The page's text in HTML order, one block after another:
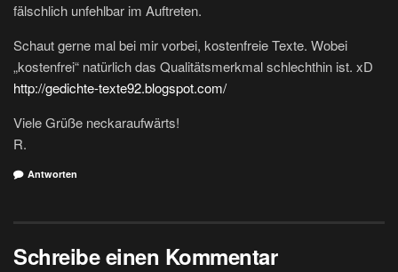
fälschlich unfehlbar im Auftreten.
Schaut gerne mal bei mir vorbei, kostenfreie Texte. Wobei
„kostenfrei“ natürlich das Qualitätsmerkmal schlechthin ist. xD
http://gedichte-texte92.blogspot.com/
Viele Grüße neckaraufwärts!
R.
Antworten
Schreibe einen Kommentar